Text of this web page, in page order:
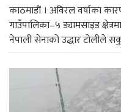
काठमाडाैं । अविरल वर्षाका
गाउँपालिका–५ ड्यामसाइड
नेपाली सेनाको उद्धार टोलीले